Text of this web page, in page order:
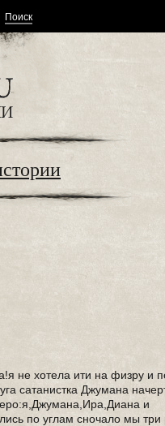
Поиск
не хотела ити на физру и
сатанистка Джумана
еро:я,Джумана,Ира,Диана и
по углам сночало мы три